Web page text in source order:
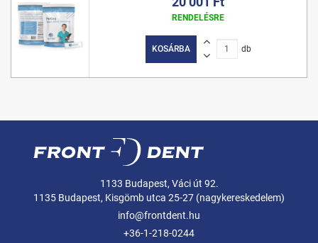
RENDELÉSRE
KOSÁRBA db
1133 Budapest, Váci út 92.
1135 Budapest, Kisgömb utca 25-27 (nagykereskedelem)
info@frontdent.hu
+36-1-218-0244